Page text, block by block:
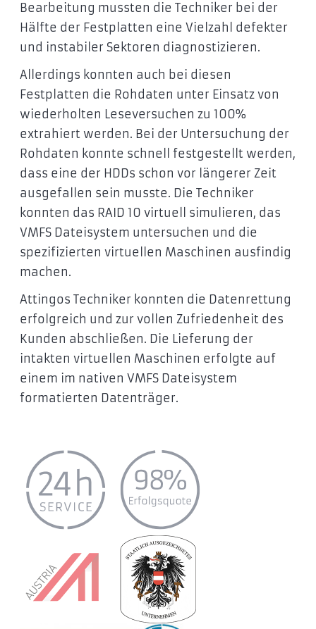
Bearbeitung mussten die Techniker bei der
Hälfte der Festplatten eine Vielzahl defekter
und instabiler Sektoren diagnostizieren.
Allerdings konnten auch bei diesen
Festplatten die Rohdaten unter Einsatz von
wiederholten Leseversuchen zu 100%
extrahiert werden. Bei der Untersuchung der
Rohdaten konnte schnell festgestellt werden,
dass eine der HDDs schon vor längerer Zeit
ausgefallen sein musste. Die Techniker
konnten das RAID 10 virtuell simulieren, das
VMFS Dateisystem untersuchen und die
spezifizierten virtuellen Maschinen ausfindig
machen.
Attingos Techniker konnten die Datenrettung
erfolgreich und zur vollen Zufriedenheit des
Kunden abschließen. Die Lieferung der
intakten virtuellen Maschinen erfolgte auf
einem im nativen VMFS Dateisystem
formatierten Datenträger.